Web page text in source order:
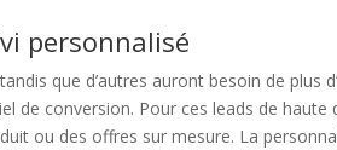
personnalisé
que d’autres auront besoin de plus
conversion. Pour ces leads de haute
ou des offres sur mesure. La